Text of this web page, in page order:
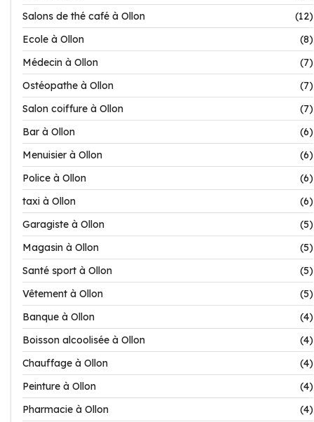
Salons de thé café à Ollon
(12)
Ecole à Ollon
(8)
Médecin à Ollon
(7)
Ostéopathe à Ollon
(7)
Salon coiffure à Ollon
(7)
Bar à Ollon
(6)
Menuisier à Ollon
(6)
Police à Ollon
(6)
taxi à Ollon
(6)
Garagiste à Ollon
(5)
Magasin à Ollon
(5)
Santé sport à Ollon
(5)
Vêtement à Ollon
(5)
Banque à Ollon
(4)
Boisson alcoolisée à Ollon
(4)
Chauffage à Ollon
(4)
Peinture à Ollon
(4)
Pharmacie à Ollon
(4)